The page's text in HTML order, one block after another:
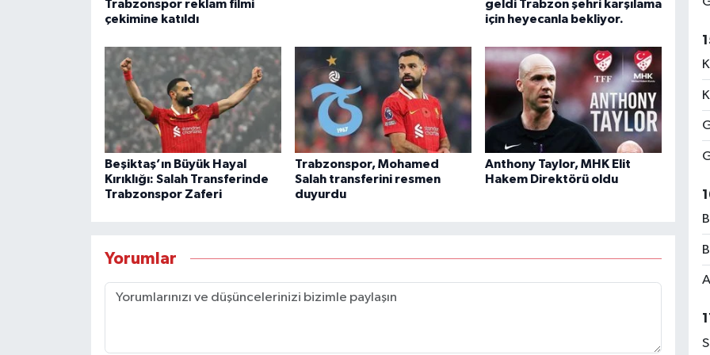
Trabzonspor reklam filmi
çekimine katıldı
geldi Trabzon şehri karşılama
için heyecanla bekliyor.
Beşiktaş’ın Büyük Hayal
Kırıklığı: Salah Transferinde
Trabzonspor Zaferi
Trabzonspor, Mohamed
Salah transferini resmen
duyurdu
Anthony Taylor, MHK Elit
Hakem Direktörü oldu
Yorumlar